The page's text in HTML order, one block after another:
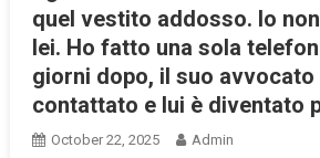
quel vestito addosso. Io
lei. Ho fatto una sola
giorni dopo, il suo avvocato
contattato e lui è diventato
October 22, 2025 Admin